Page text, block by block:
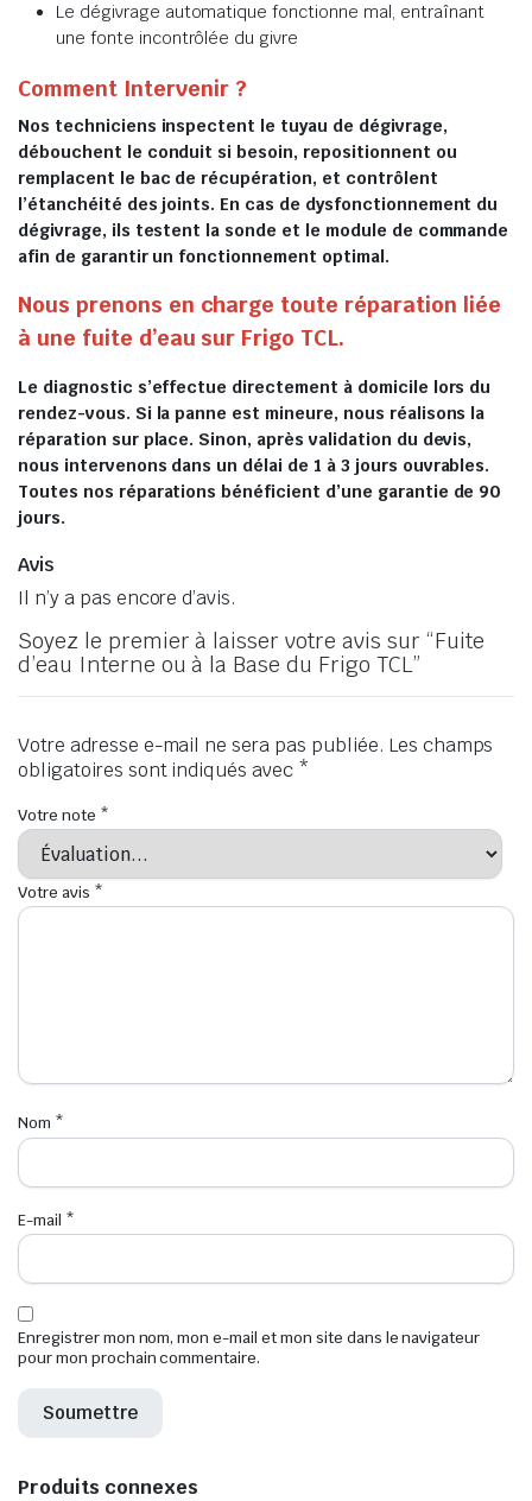
Le dégivrage automatique fonctionne mal, entraînant
une fonte incontrôlée du givre
Comment Intervenir ?
Nos techniciens inspectent le tuyau de dégivrage,
débouchent le conduit si besoin, repositionnent ou
remplacent le bac de récupération, et contrôlent
l’étanchéité des joints. En cas de dysfonctionnement du
dégivrage, ils testent la sonde et le module de commande
afin de garantir un fonctionnement optimal.
Nous prenons en charge toute réparation liée
à une fuite d’eau sur Frigo TCL.
Le diagnostic s’effectue directement à domicile lors du
rendez-vous. Si la panne est mineure, nous réalisons la
réparation sur place. Sinon, après validation du devis,
nous intervenons dans un délai de 1 à 3 jours ouvrables.
Toutes nos réparations bénéficient d’une garantie de 90
jours.
Avis
Il n’y a pas encore d’avis.
Soyez le premier à laisser votre avis sur “Fuite
d’eau Interne ou à la Base du Frigo TCL”
Votre adresse e-mail ne sera pas publiée. Les champs
obligatoires sont indiqués avec *
Votre note *
Votre avis *
Nom *
E-mail *
Enregistrer mon nom, mon e-mail et mon site dans le navigateur
pour mon prochain commentaire.
Produits connexes